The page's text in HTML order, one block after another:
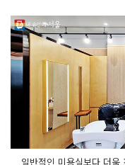
일반적인 미용실보다 더